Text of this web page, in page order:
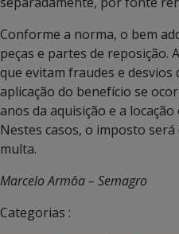
Conforme a norma, o bem
peças e partes de reposição.
que evitam fraudes e desvios
aplicação do benefício se
anos da aquisição e a
Nestes casos, o imposto
multa.
Marcelo Armôa – Semagro
Categorias :